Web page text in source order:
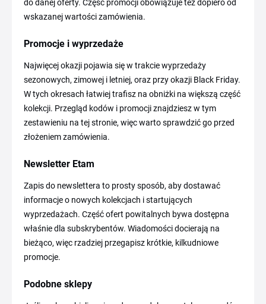
do danej oferty. Część promocji obowiązuje też dopiero od
wskazanej wartości zamówienia.
Promocje i wyprzedaże
Najwięcej okazji pojawia się w trakcie wyprzedaży
sezonowych, zimowej i letniej, oraz przy okazji Black Friday.
W tych okresach łatwiej trafisz na obniżki na większą część
kolekcji. Przegląd kodów i promocji znajdziesz w tym
zestawieniu na tej stronie, więc warto sprawdzić go przed
złożeniem zamówienia.
Newsletter Etam
Zapis do newslettera to prosty sposób, aby dostawać
informacje o nowych kolekcjach i startujących
wyprzedażach. Część ofert powitalnych bywa dostępna
właśnie dla subskrybentów. Wiadomości docierają na
bieżąco, więc rzadziej przegapisz krótkie, kilkudniowe
promocje.
Podobne sklepy